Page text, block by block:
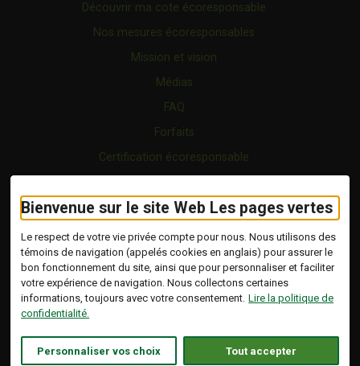
Bienvenue sur le site Web Les pages vertes
Le respect de votre vie privée compte pour nous. Nous utilisons des
témoins de navigation (appelés cookies en anglais) pour assurer le
bon fonctionnement du site, ainsi que pour personnaliser et faciliter
votre expérience de navigation. Nous collectons certaines
informations, toujours avec votre consentement. Lire la politique de
confidentialité.
Personnaliser vos choix Tout accepter
Découvrir ma cote écoresponsable
Nos mesures écoresponsables
Mission et vision
Médias
FAQ
Forfaits
Certification écoresponsable
Vidéo
Blogue
Copyright © 2026 Tous droits réservés.
Les Pages Vertes | Répertoire d'entreprises
écoresponsables.
Conception :Ekloweb
Ce lien s'ouvrira dans
Politique de confidentialité